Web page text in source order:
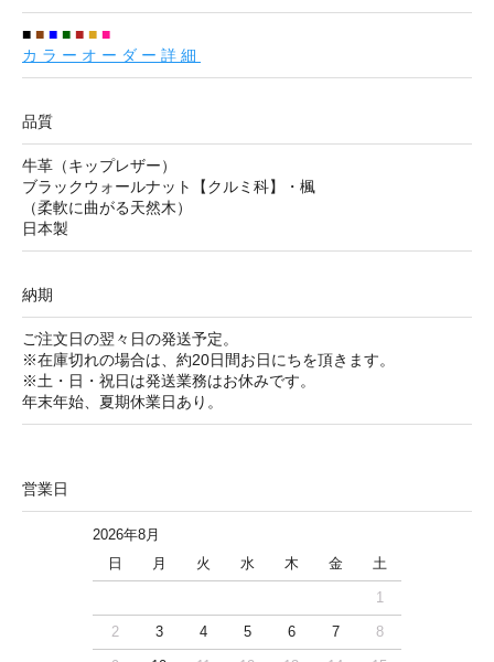
■ ■ ■ ■ ■ ■ ■
カラーオーダー詳細
品質
牛革（キップレザー）
ブラックウォールナット【クルミ科】・楓
（柔軟に曲がる天然木）
日本製
納期
ご注文日の翌々日の発送予定。
※在庫切れの場合は、約20日間お日にちを頂きます。
※土・日・祝日は発送業務はお休みです。
年末年始、夏期休業日あり。
営業日
2026年8月
日
月 火 水 木 金 土
1
2 3 4 5 6 7 8